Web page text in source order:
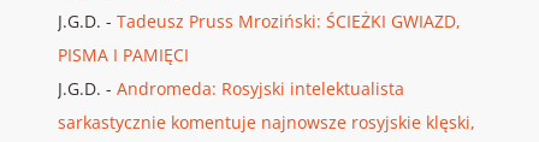
J.G.D. - Tadeusz Pruss Mroziński: ŚCIEŻKI GWIAZD,
PISMA I PAMIĘCI
J.G.D. - Andromeda: Rosyjski intelektualista
sarkastycznie komentuje najnowsze rosyjskie klęski,